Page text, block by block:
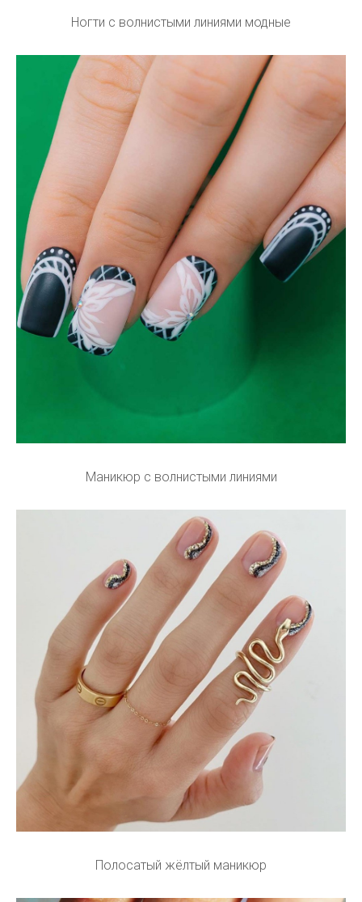
Ногти с волнистыми линиями модные
Маникюр с волнистыми линиями
Полосатый жёлтый маникюр